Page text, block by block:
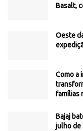
Basalt,
Oeste
Como a
famílias
Bajaj
julho de